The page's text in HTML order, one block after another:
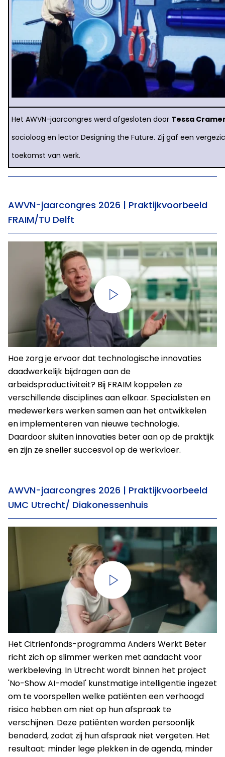
Het AWVN-jaarcongres werd afgesloten door Tessa
socioloog en lector Designing the Future. Zij gaf een
toekomst van werk.
AWVN-jaarcongres 2026 | Praktijkvoorbeeld
FRAIM/TU Delft
Hoe zorg je ervoor dat technologische innovaties
daadwerkelijk bijdragen aan de
arbeidsproductiviteit? Bij FRAIM koppelen ze
verschillende disciplines aan elkaar. Specialisten en
medewerkers werken samen aan het ontwikkelen
en implementeren van nieuwe technologie.
Daardoor sluiten innovaties beter aan op de praktijk
en zijn ze sneller succesvol op de werkvloer.
AWVN-jaarcongres 2026 | Praktijkvoorbeeld
UMC Utrecht/ Diakonessenhuis
Het Citrienfonds-programma Anders Werkt Beter
richt zich op slimmer werken met aandacht voor
werkbeleving. In Utrecht wordt binnen het project
'No-Show AI-model' kunstmatige intelligentie ingezet
om te voorspellen welke patiënten een verhoogd
risico hebben om niet op hun afspraak te
verschijnen. Deze patiënten worden persoonlijk
benaderd, zodat zij hun afspraak niet vergeten. Het
resultaat: minder lege plekken in de agenda, minder